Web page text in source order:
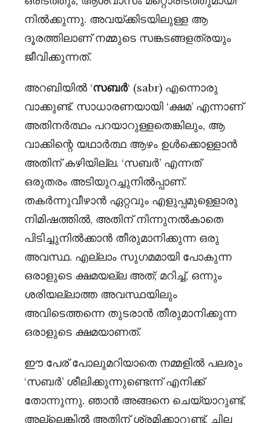
നിൽക്കുന്നു. അവയ്ക്കിടയിലുള്ള ആ
ദൂരത്തിലാണ് നമ്മുടെ സങ്കടങ്ങളത്രയും
ജീവിക്കുന്നത്.
അറബിയിൽ ‘സബർ‘ (sabr) എന്നൊരു
വാക്കുണ്ട്. സാധാരണയായി ‘ക്ഷമ’ എന്നാണ്
അതിനർത്ഥം പറയാറുള്ളതെങ്കിലും, ആ
വാക്കിന്റെ യഥാർത്ഥ ആഴം ഉൾക്കൊള്ളാൻ
അതിന് കഴിയില്ല. ‘സബർ’ എന്നത്
ഒരുതരം അടിയുറച്ചുനിൽപ്പാണ്.
തകർന്നുവീഴാൻ ഏറ്റവും എളുപ്പമുള്ളൊരു
നിമിഷത്തിൽ, അതിന് നിന്നുനൽകാതെ
പിടിച്ചുനിൽക്കാൻ തീരുമാനിക്കുന്ന ഒരു
അവസ്ഥ. എല്ലാം സുഗമമായി പോകുന്ന
ഒരാളുടെ ക്ഷമയല്ല അത്; മറിച്ച്, ഒന്നും
ശരിയല്ലാത്ത അവസ്ഥയിലും
അവിടെത്തന്നെ തുടരാൻ തീരുമാനിക്കുന്ന
ഒരാളുടെ ക്ഷമയാണത്.
ഈ പേര് പോലുമറിയാതെ നമ്മളിൽ പലരും
‘സബർ’ ശീലിക്കുന്നുണ്ടെന്ന് എനിക്ക്
തോന്നുന്നു. ഞാൻ അങ്ങനെ ചെയ്യാറുണ്ട്,
അല്ലെങ്കിൽ അതിന് ശ്രമിക്കാറുണ്ട്. ചില